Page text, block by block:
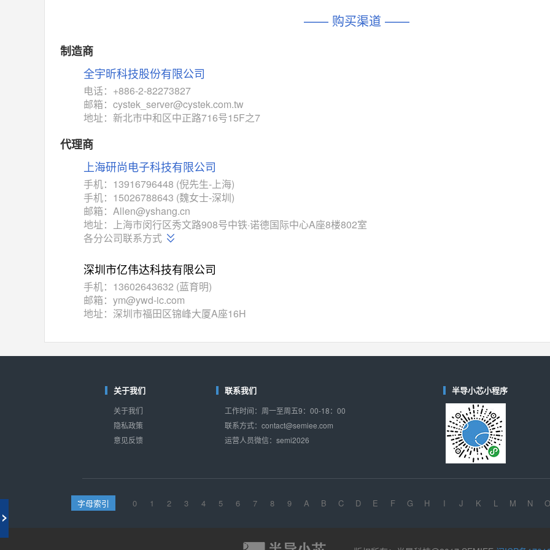
MAX14760
M74HC4852 (意法-ST)
相同功能 相似度 52% 对比
相同功能
TC4052BFT (东芝-Toshiba)
相同功能 相似度 50% 对比
ISL54233 (瑞萨-Renesas)
相同功能 相似度 49% 对比
相同功能 相似度 49%
74VHC405274VHC4 (东芝-Toshiba)
相同功能 相似度 46%
对比
相同功能 相似度 41%
HCF4051 (意法-ST)
相似度 40% 对比
相似度 44%
相同功能 相似度 35%
对比
WAS4717Q (韦尔-WillSemi)
相同功能 相似度 33%
—— 购买渠道 ——
制造商
全宇昕科技股份有限公司
电话：+886-2-82273827
邮箱：cystek_server@cystek.com.tw
地址：新北市中和区中正路716号15F之7
代理商
上海研尚电子科技有限公司
手机：13916796448 (倪先生-上海)
手机：15026788643 (魏女士-深圳)
邮箱：Allen@yshang.cn
地址：上海市闵行区秀文路908号中铁·诺德国际中心A座8楼802室
各分公司联系方式
深圳市亿伟达科技有限公司
手机：13602643632 (蓝育明)
邮箱：ym@ywd-ic.com
地址：深圳市福田区锦峰大厦A座16H
关于我们
关于我们
隐私政策
意见反馈
联系我们
工作时间：周一至周五9：00-18：00
联系方式：contact@semiee.com
运营人员微信：semi2026
半导小芯小程序
字母索引 0 1 2 3 4 5 6 7 8 9 A B C D E F G H I J K L M N O